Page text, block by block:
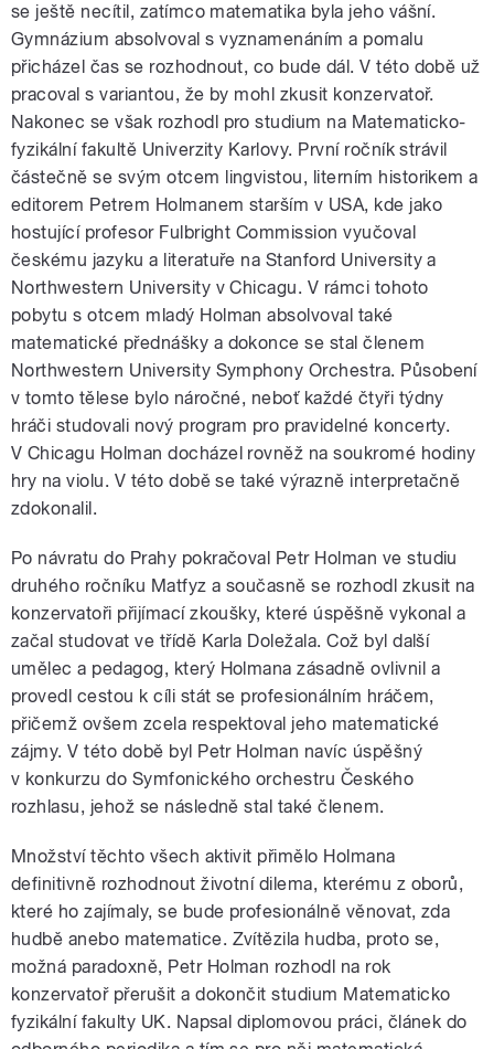
se ještě necítil, zatímco matematika byla jeho vášní.
Gymnázium absolvoval s vyznamenáním a pomalu
přicházel čas se rozhodnout, co bude dál. V této době už
pracoval s variantou, že by mohl zkusit konzervatoř.
Nakonec se však rozhodl pro studium na Matematicko-
fyzikální fakultě Univerzity Karlovy. První ročník strávil
částečně se svým otcem lingvistou, literním historikem a
editorem Petrem Holmanem starším v USA, kde jako
hostující profesor Fulbright Commission vyučoval
českému jazyku a literatuře na Stanford University a
Northwestern University v Chicagu. V rámci tohoto
pobytu s otcem mladý Holman absolvoval také
matematické přednášky a dokonce se stal členem
Northwestern University Symphony Orchestra. Působení
v tomto tělese bylo náročné, neboť každé čtyři týdny
hráči studovali nový program pro pravidelné koncerty.
V Chicagu Holman docházel rovněž na soukromé hodiny
hry na violu. V této době se také výrazně interpretačně
zdokonalil.
Po návratu do Prahy pokračoval Petr Holman ve studiu
druhého ročníku Matfyz a současně se rozhodl zkusit na
konzervatoři přijímací zkoušky, které úspěšně vykonal a
začal studovat ve třídě Karla Doležala. Což byl další
umělec a pedagog, který Holmana zásadně ovlivnil a
provedl cestou k cíli stát se profesionálním hráčem,
přičemž ovšem zcela respektoval jeho matematické
zájmy. V této době byl Petr Holman navíc úspěšný
v konkurzu do Symfonického orchestru Českého
rozhlasu, jehož se následně stal také členem.
Množství těchto všech aktivit přimělo Holmana
definitivně rozhodnout životní dilema, kterému z oborů,
které ho zajímaly, se bude profesionálně věnovat, zda
hudbě anebo matematice. Zvítězila hudba, proto se,
možná paradoxně, Petr Holman rozhodl na rok
konzervatoř přerušit a dokončit studium Matematicko
fyzikální fakulty UK. Napsal diplomovou práci, článek do